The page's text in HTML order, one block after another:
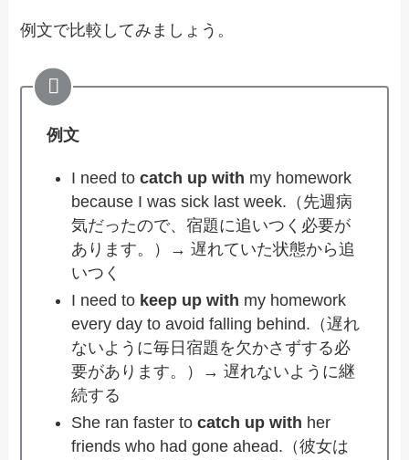
例文で比較してみましょう。
例文
I need tocatch up with my homework
because I was sick last week.（先週病
気だったので、宿題に追いつく必要が
あります。）→ 遅れていた状態から追
いつく
I need to keep up with my homework
every day to avoid falling behind.（遅れ
ないように毎日宿題を欠かさずする必
要があります。）→ 遅れないように継
続する
She ran faster tocatch up with her
friends who had gone ahead.（彼女は